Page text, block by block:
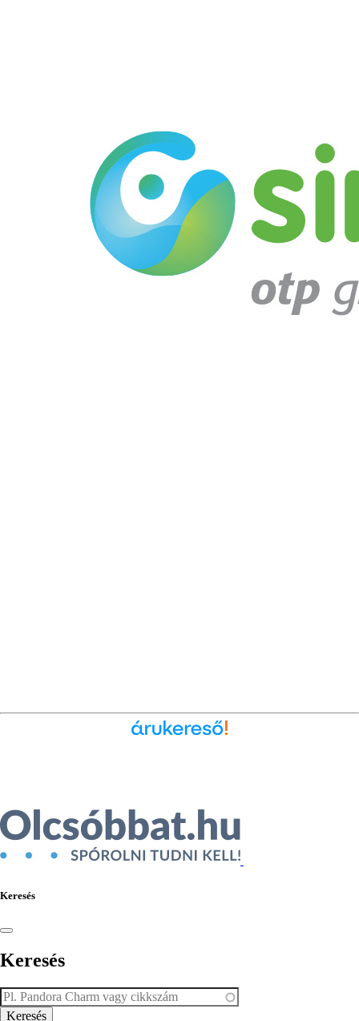
Keresés
Keresés